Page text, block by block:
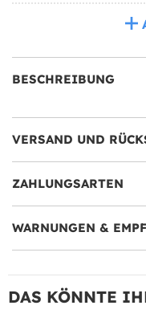
BESCHREIBUNG
VERSAND UND
ZAHLUNGSARTEN
WARNUNGEN &
DAS KÖNNTE